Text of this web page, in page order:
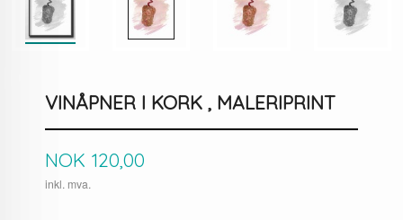
VINÅPNER I KORK , MALERIPRINT
Pris
NOK 120,00
inkl. mva.